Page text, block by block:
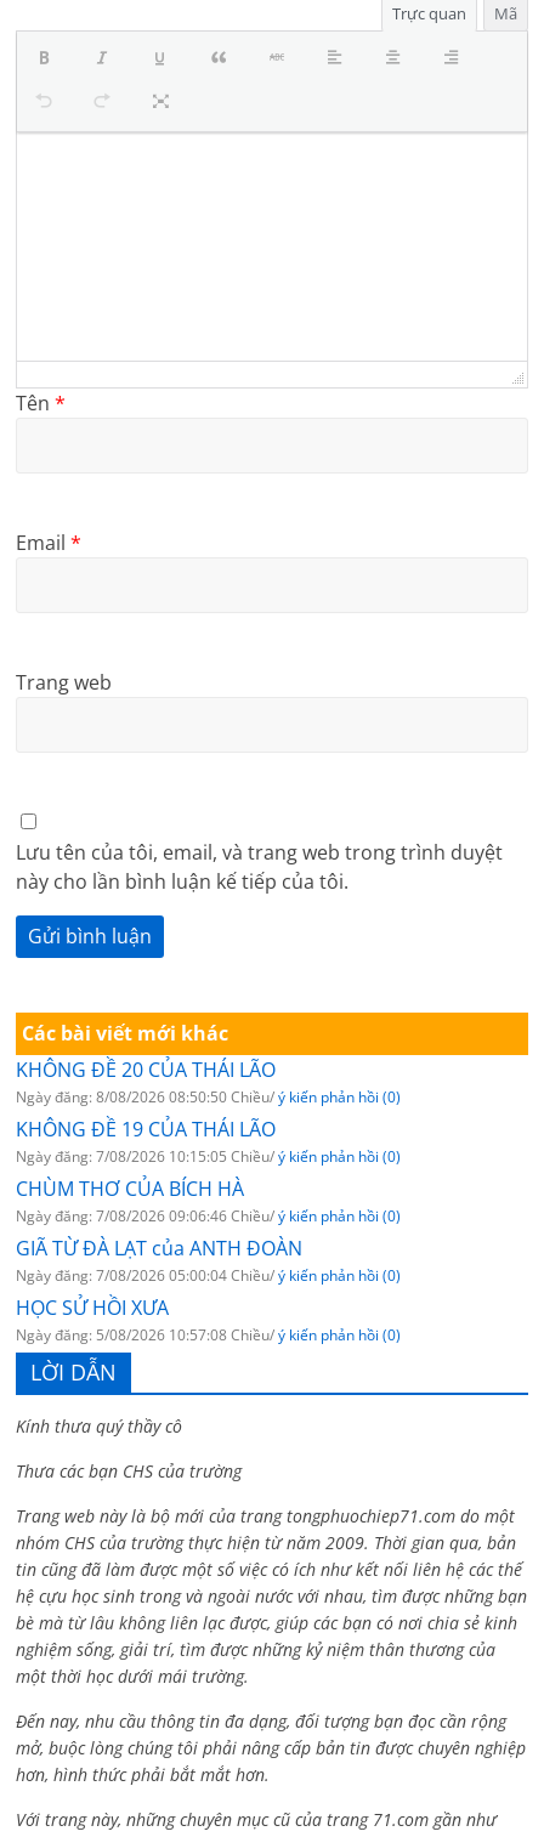
Trực quan Mã
Tên*
Email*
Trang web
Lưu tên của tôi, email, và trang web trong trình duyệt
này cho lần bình luận kế tiếp của tôi.
Các bài viết mới khác
KHÔNG ĐỀ 20 CỦA THÁI LÃO
Ngày đăng: 8/08/2026 08:50:50 Chiều/ý kiến phản hồi (0)
KHÔNG ĐỀ 19 CỦA THÁI LÃO
Ngày đăng: 7/08/2026 10:15:05 Chiều/ý kiến phản hồi (0)
CHÙM THƠ CỦA BÍCH HÀ
Ngày đăng: 7/08/2026 09:06:46 Chiều/ý kiến phản hồi (0)
GIÃ TỪ ĐÀ LẠT của ANTH ĐOÀN
Ngày đăng: 7/08/2026 05:00:04 Chiều/ý kiến phản hồi (0)
HỌC SỬ HỒI XƯA
Ngày đăng: 5/08/2026 10:57:08 Chiều/ý kiến phản hồi (0)
LỜI DẪN
Kính thưa quý thầy cô
Thưa các bạn CHS của trường
Trang web này là bộ mới của trang tongphuochiep71.com do một
nhóm CHS của trường thực hiện từ năm 2009. Thời gian qua, bản
tin cũng đã làm được một số việc có ích như kết nối liên hệ các thế
hệ cựu học sinh trong và ngoài nước với nhau, tìm được những bạn
bè mà từ lâu không liên lạc được, giúp các bạn có nơi chia sẻ kinh
nghiệm sống, giải trí, tìm được những kỷ niệm thân thương của
một thời học dưới mái trường.
Đến nay, nhu cầu thông tin đa dạng, đối tượng bạn đọc cần rộng
mở, buộc lòng chúng tôi phải nâng cấp bản tin được chuyên nghiệp
hơn, hình thức phải bắt mắt hơn.
Với trang này, những chuyên mục cũ của trang 71.com gần như